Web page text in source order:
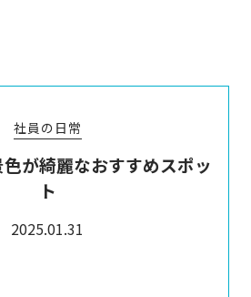
社員の日常
が綺麗なおすすめスポッ
ト
2025.01.31